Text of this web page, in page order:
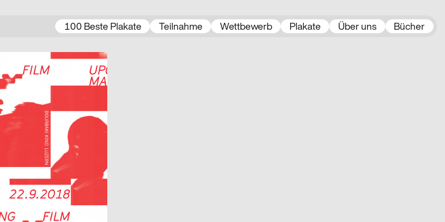
100 Beste Plakate Teilnahme Wettbewerb Plakate Über uns Bücher
CH
2018
2018